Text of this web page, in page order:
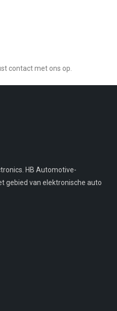
contact met ons op.
HB Automotive-
gebied van elektronische auto